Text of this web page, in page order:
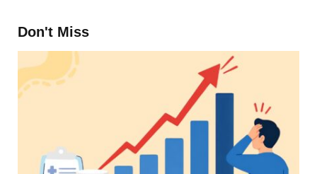
Don't Miss